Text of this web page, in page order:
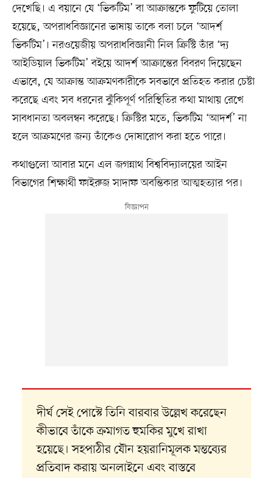
দেখেছি। এ বয়ানে যে ‘ভিকটিম’ বা আক্রান্তকে ফুটিয়ে তোলা
হয়েছে, অপরাধবিজ্ঞানের ভাষায় তাকে বলা চলে ‘আদর্শ
ভিকটিম’। নরওয়েজীয় অপরাধবিজ্ঞানী নিল ক্রিস্টি তাঁর ‘দ্য
আইডিয়াল ভিকটিম’ বইয়ে আদর্শ আক্রান্তের বিবরণ দিয়েছেন
এভাবে, যে আক্রান্ত আক্রমণকারীকে সবভাবে প্রতিহত করার চেষ্টা
করেছে এবং সব ধরনের ঝুঁকিপূর্ণ পরিস্থিতির কথা মাথায় রেখে
সাবধানতা অবলম্বন করেছে। ক্রিস্টির মতে, ভিকটিম ‘আদর্শ’ না
হলে আক্রমণের জন্য তাঁকেও দোষারোপ করা হতে পারে।
কথাগুলো আবার মনে এল জগন্নাথ বিশ্ববিদ্যালয়ের আইন
বিভাগের শিক্ষার্থী ফাইরুজ সাদাফ অবন্তিকার আত্মহত্যার পর।
দীর্ঘ সেই পোস্টে তিনি বারবার উল্লেখ করেছেন
কীভাবে তাঁকে ক্রমাগত হুমকির মুখে রাখা
হয়েছে। সহপাঠীর যৌন হয়রানিমূলক মন্তব্যের
প্রতিবাদ করায় অনলাইনে এবং বাস্তবে